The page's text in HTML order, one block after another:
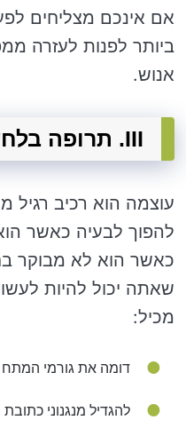
אם אינכם מצליחים
ביותר לפנות לעזרה
אנוש.
III. תרופה בלחץ
עוצמה הוא רכיב רגיל
להפוך לבעיה כאשר
כאשר הוא לא מבוקר
שאתה יכול להיות
מכיל:
דומה את גורמי המתח
להגדיל מנגנוני כתובת